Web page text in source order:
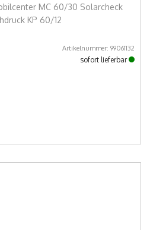
MC 60/30 Solarcheck
KP 60/12
Artikelnummer: 99061132
sofort lieferbar